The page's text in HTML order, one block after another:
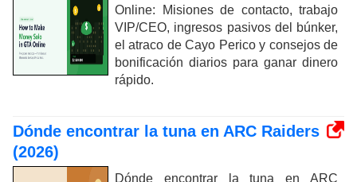
Online: Misiones de contacto, trabajo
VIP/CEO, ingresos pasivos del búnker,
el atraco de Cayo Perico y consejos de
bonificación diarios para ganar dinero
rápido.
Dónde encontrar la tuna en ARC Raiders
(2026)
Dónde encontrar la tuna en ARC